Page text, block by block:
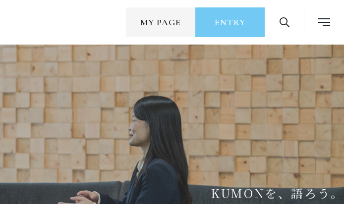
MY PAGE ENTRY
& STORY
介
CULTURE
社員の成長・福利厚生
KUMONを、語ろう。